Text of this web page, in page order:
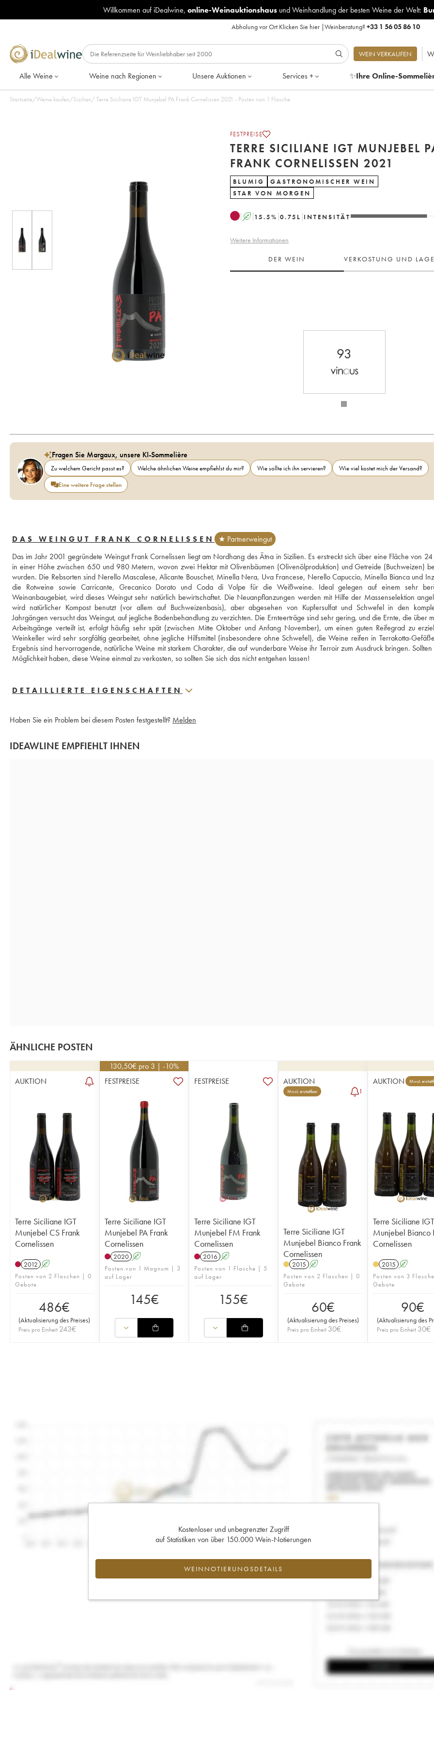
Willkommen auf iDealwine, online-Weinauktionshausund Weinhandlung der besten Weine der Welt:
Abholung vor Ort Klicken Sie hier|Weinberatung?+33 1 56 05 86 10
WEIN VERKAUFEN
Alle Weine Weine nach Regionen Unsere Auktionen Services + ✨Ihre Online-
Startseite/Weine kaufen/Sizilien/ Terre Siciliane IGT Munjebel PA Frank Cornelissen 2021 - Posten von 1 Flasche
FESTPREISE
TERRE SICILIANE IGT MUNJEBEL
FRANK CORNELISSEN 2021
BLUMIG
GASTRONOMISCHER WEIN
STAR VON MORGEN
A 15.5% 0.75 L INTENSITÄT
Weitere Informationen
DER WEIN VERKOSTUNG UND
93
Fragen Sie Margaux, unsere KI-Sommelière
Zu welchem Gericht passt es? Welche ähnlichen Weine empfiehlst du mir? Wie sollte ich ihn servieren?
Wie viel kostet mich der Versand?
Eine weitere Frage stellen
DAS WEINGUT FRANK CORNELISSEN
★ Partnerweingut
Das im Jahr 2001 gegründete Weingut Frank Cornelissen liegt am Nordhang des Ätna in Sizilien. Es erstreckt sich über eine Fläche von
in einer Höhe zwischen 650 und 980 Metern, wovon zwei Hektar mit Olivenbäumen (Olivenölproduktion) und Getreide (Buchweizen)
wurden. Die Rebsorten sind Nerello Mascalese, Alicante Bouschet, Minella Nera, Uva Francese, Nerello Capuccio, Minella Bianca und
die Rotweine sowie Carricante, Grecanico Dorato und Coda di Volpe für die Weißweine. Ideal gelegen auf einem sehr
Weinanbaugebiet, wird dieses Weingut sehr natürlich bewirtschaftet. Die Neuanpflanzungen werden mit Hilfe der Massenselektion
wird natürlicher Kompost benutzt (vor allem auf Buchweizenbasis), aber abgesehen von Kupfersulfat und Schwefel in den
Jahrgängen versucht das Weingut, auf jegliche Bodenbehandlung zu verzichten. Die Ernteerträge sind sehr gering, und die Ernte, die über
Arbeitsgänge verteilt ist, erfolgt häufig sehr spät (zwischen Mitte Oktober und Anfang November), um einen guten Reifegrad zu
Weinkeller wird sehr sorgfältig gearbeitet, ohne jegliche Hilfsmittel (insbesondere ohne Schwefel), die Weine reifen in Terrakotta-
Ergebnis sind hervorragende, natürliche Weine mit starkem Charakter, die auf wunderbare Weise ihr Terroir zum Ausdruck bringen. Sollten
Möglichkeit haben, diese Weine einmal zu verkosten, so sollten Sie sich das nicht entgehen lassen!
DETAILLIERTE EIGENSCHAFTEN
Haben Sie ein Problem bei diesem Posten festgestellt? Melden
IDEAWLINE EMPFIEHLT IHNEN
ÄHNLICHE POSTEN
AUKTION
Terre Siciliane IGT
Munjebel CS Frank
Cornelissen
2012 A
Posten von 2 Flaschen | 0
Gebote
486€
(Aktualisierung des Preises)
Preis pro Einheit 243€
130,50€ pro 3 | -10%
FESTPREISE
Terre Siciliane IGT
Munjebel PA Frank
Cornelissen
2020 A
Posten von 1 Magnum | 3
auf Lager
145€
FESTPREISE
Terre Siciliane IGT
Munjebel FM Frank
Cornelissen
2016 A
Posten von 1 Flasche | 5
auf Lager
155€
AUKTION
Mwst. erstattbar 1
Terre Siciliane IGT
Munjebel Bianco Frank
Cornelissen
2015 A
Posten von 2 Flaschen | 0
Gebote
60€
(Aktualisierung des Preises)
Preis pro Einheit 30€
AUKTION Mwst.
Terre Siciliane IGT
Munjebel Bianco
Cornelissen
2015 A
Posten von 3
Gebote
90€
(Aktualisierung des
Preis pro Einheit 30€
Kostenloser und unbegrenzter Zugriff
auf Statistiken von über 150.000 Wein-Notierungen
WEINNOTIERUNGSDETAILS